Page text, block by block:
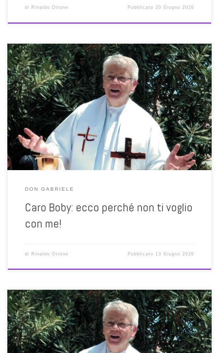
di Rinaldo Ottone Pubblicato 20 Giugno 2026
Chissà quanti sarebbero disposti a sottoscrivere queste parole di
don Gabriele? Penso a persone sole, penso a persone anziane, a
persone che hanno bisogno di una vicinanza affettiva fedele, una
presenza che non faccia troppe domande, che sia sempre pronta
per noi, amica, paziente, solidale. Chi non vorrebbe avere vicino […]
DON GABRIELE
Caro Boby: ecco perché non ti voglio
con me!
di Rinaldo Ottone Pubblicato 13 Giugno 2026
Quando ci si dimentica di colui che ci ha fatto un dono si finisce per
perdere sé stessi, semplicemente perché nessuno di noi è un’isola